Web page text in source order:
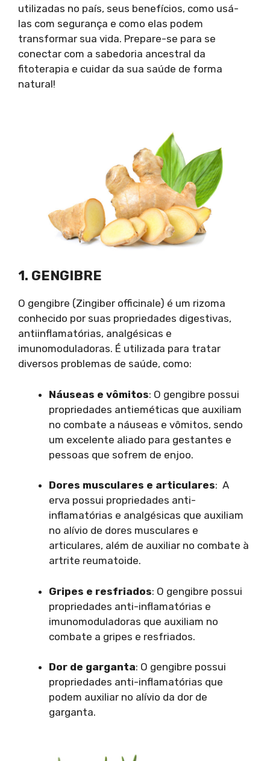
utilizadas no país, seus benefícios, como usá-
las com segurança e como elas podem
transformar sua vida. Prepare-se para se
conectar com a sabedoria ancestral da
fitoterapia e cuidar da sua saúde de forma
natural!
1. GENGIBRE
O gengibre (Zingiber officinale) é um rizoma
conhecido por suas propriedades digestivas,
antiinflamatórias, analgésicas e
imunomoduladoras. É utilizada para tratar
diversos problemas de saúde, como:
Náuseas e vômitos: O gengibre possui
propriedades antieméticas que auxiliam
no combate a náuseas e vômitos, sendo
um excelente aliado para gestantes e
pessoas que sofrem de enjoo.
Dores musculares e articulares: A
erva possui propriedades anti-
inflamatórias e analgésicas que auxiliam
no alívio de dores musculares e
articulares, além de auxiliar no combate à
artrite reumatoide.
Gripes e resfriados: O gengibre possui
propriedades anti-inflamatórias e
imunomoduladoras que auxiliam no
combate a gripes e resfriados.
Dor de garganta: O gengibre possui
propriedades anti-inflamatórias que
podem auxiliar no alívio da dor de
garganta.